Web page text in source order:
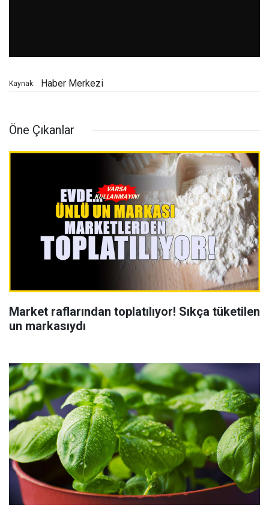
Kaynak: Haber Merkezi
Öne Çıkanlar
Market raflarından toplatılıyor! Sıkça tüketilen
un markasıydı